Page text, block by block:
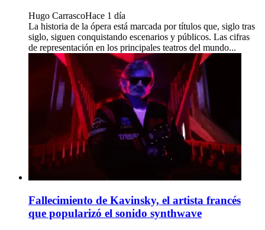
Hugo CarrascoHace 1 día
La historia de la ópera está marcada por títulos que, siglo tras
siglo, siguen conquistando escenarios y públicos. Las cifras
de representación en los principales teatros del mundo...
Fallecimiento de Kavinsky, el artista francés
que popularizó el sonido synthwave